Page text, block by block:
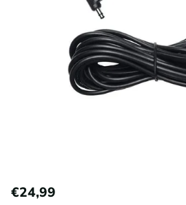
€24,99